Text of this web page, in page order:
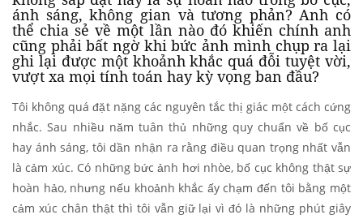
ánh sáng, không gian và tương phản? Anh có
thể chia sẻ về một lần nào đó khiến chính anh
cũng phải bất ngờ khi bức ảnh mình chụp ra lại
ghi lại được một khoảnh khắc quá đỗi tuyệt vời,
vượt xa mọi tính toán hay kỳ vọng ban đầu?
Tôi không quá đặt nặng các nguyên tắc thị giác một cách cứng
nhắc. Sau nhiều năm tuân thủ những quy chuẩn về bố cục
hay ánh sáng, tôi dần nhận ra rằng điều quan trọng nhất vẫn
là cảm xúc. Có những bức ảnh hơi nhòe, bố cục không thật sự
hoàn hảo, nhưng nếu khoảnh khắc ấy chạm đến tôi bằng một
cảm xúc chân thật thì tôi vẫn giữ lại vì đó là những phút giây